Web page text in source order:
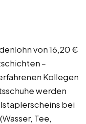
von 16,20 €
–
Kollegen
werden
bei
Tee,